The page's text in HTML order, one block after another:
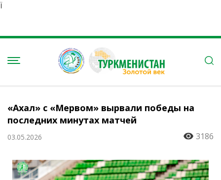
Ï
«Ахал» с «Мервом» вырвали победы на
последних минутах матчей
03.05.2026 3186